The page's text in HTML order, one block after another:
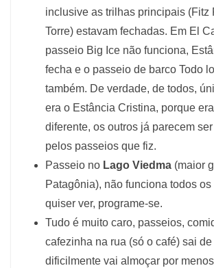
inclusive as trilhas principais (Fitz
Torre) estavam fechadas. Em El
passeio Big Ice não funciona,
fecha e o passeio de barco Todo
também. De verdade, de todos,
era o Estância Cristina, porque
diferente, os outros já parecem
pelos passeios que fiz.
Passeio no Lago Viedma (maior
Patagônia), não funciona todos os
quiser ver, programe-se.
Tudo é muito caro, passeios,
cafezinha na rua (só o café) sai
dificilmente vai almoçar por